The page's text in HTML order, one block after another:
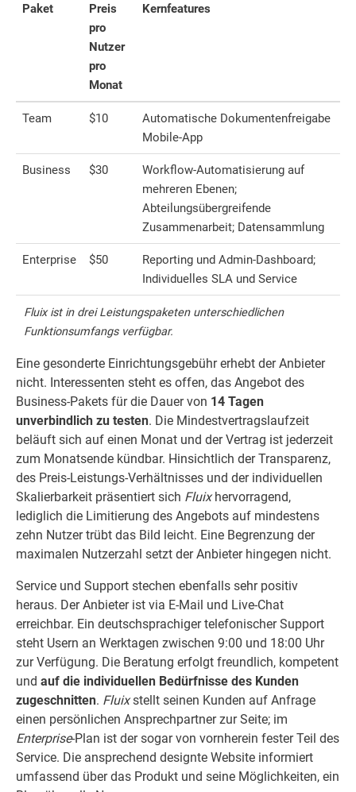
Paket
Preis
pro
Nutzer
pro
Monat
Kernfeatures
Team $10
Automatische Dokumentenfreigabe
Mobile-App
Business $30
Workflow-Automatisierung auf
mehreren Ebenen;
Abteilungsübergreifende
Zusammenarbeit; Datensammlung
Enterprise $50
Reporting und Admin-Dashboard;
Individuelles SLA und Service
Fluix ist in drei Leistungspaketen unterschiedlichen
Funktionsumfangs verfügbar.
Eine gesonderte Einrichtungsgebühr erhebt der Anbieter
nicht. Interessenten steht es offen, das Angebot des
Business-Pakets für die Dauer von 14 Tagen
unverbindlich zu testen. Die Mindestvertragslaufzeit
beläuft sich auf einen Monat und der Vertrag ist jederzeit
zum Monatsende kündbar. Hinsichtlich der Transparenz,
des Preis-Leistungs-Verhältnisses und der individuellen
Skalierbarkeit präsentiert sich Fluixhervorragend,
lediglich die Limitierung des Angebots auf mindestens
zehn Nutzer trübt das Bild leicht. Eine Begrenzung der
maximalen Nutzerzahl setzt der Anbieter hingegen nicht.
Service und Support stechen ebenfalls sehr positiv
heraus. Der Anbieter ist via E-Mail und Live-Chat
erreichbar. Ein deutschsprachiger telefonischer Support
steht Usern an Werktagen zwischen 9:00 und 18:00 Uhr
zur Verfügung. Die Beratung erfolgt freundlich, kompetent
und auf die individuellen Bedürfnisse des Kunden
zugeschnitten. Fluixstellt seinen Kunden auf Anfrage
einen persönlichen Ansprechpartner zur Seite; im
Enterprise-Plan ist der sogar von vornherein fester Teil des
Service. Die ansprechend designte Website informiert
umfassend über das Produkt und seine Möglichkeiten, ein